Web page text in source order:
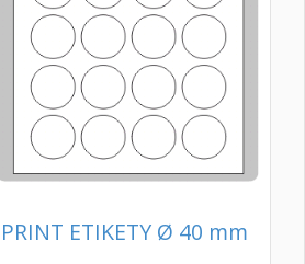
PRINT ETIKETY Ø 40 mm